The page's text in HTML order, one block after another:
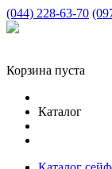
(044) 228-63-70
Корзина пуста
Каталог